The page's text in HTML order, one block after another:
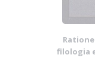
filologia